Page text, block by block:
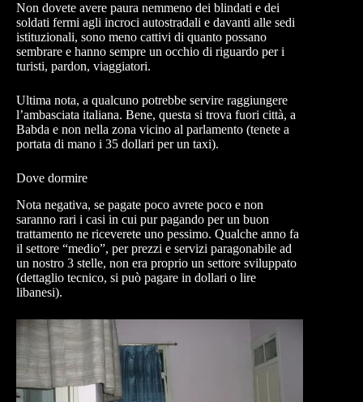
Non dovete avere paura nemmeno dei blindati e dei
soldati fermi agli incroci autostradali e davanti alle sedi
istituzionali, sono meno cattivi di quanto possano
sembrare e hanno sempre un occhio di riguardo per i
turisti, pardon, viaggiatori.
Ultima nota, a qualcuno potrebbe servire raggiungere
l’ambasciata italiana. Bene, questa si trova fuori città, a
Babda e non nella zona vicino al parlamento (tenete a
portata di mano i 35 dollari per un taxi).
Dove dormire
Nota negativa, se pagate poco avrete poco e non
saranno rari i casi in cui pur pagando per un buon
trattamento ne riceverete uno pessimo. Qualche anno fa
il settore “medio”, per prezzi e servizi paragonabile ad
un nostro 3 stelle, non era proprio un settore sviluppato
(dettaglio tecnico, si può pagare in dollari o lire
libanesi).